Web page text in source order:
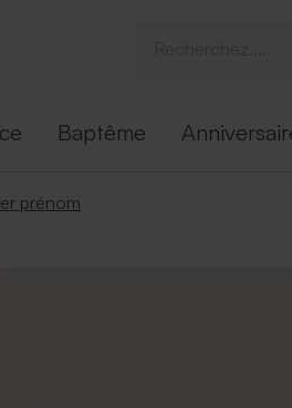
Baptême
prénom